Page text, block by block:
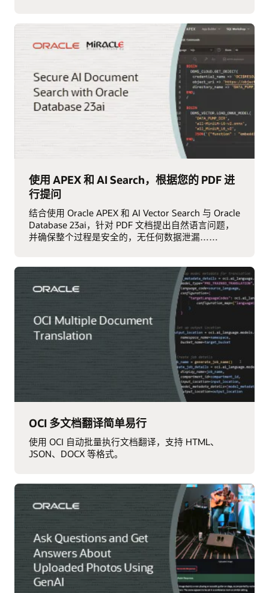
使用 APEX 和 AI Search，根据您的 PDF 进
行提问
结合使用 Oracle APEX 和 AI Vector Search 与 Oracle
Database 23ai，针对 PDF 文档提出自然语言问题，
并确保整个过程是安全的，无任何数据泄漏……
OCI 多文档翻译简单易行
使用 OCI 自动批量执行文档翻译，支持 HTML、
JSON、DOCX 等格式。